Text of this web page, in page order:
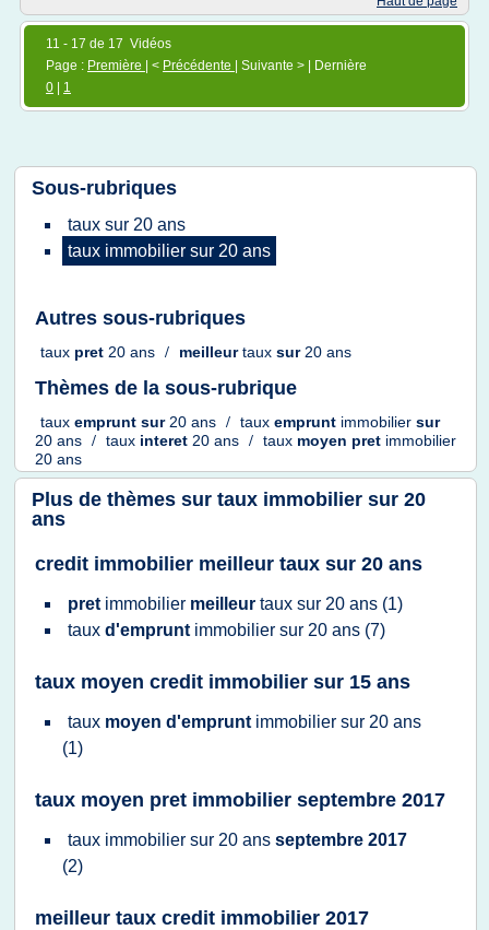
11 - 17 de 17 Vidéos
Page : Première | < Précédente
| Suivante > | Dernière
0
1
Sous-rubriques
taux sur 20 ans
taux immobilier sur 20 ans
Autres sous-rubriques
taux pret 20 ans / meilleurtaux sur20 ans
Thèmes de la sous-rubrique
taux emprunt sur 20 ans / taux emprunt immobilier sur
20 ans / taux interet 20 ans / taux moyen pret immobilier
20 ans
Plus de thèmes sur taux immobilier sur 20
ans
credit immobilier meilleur taux sur 20 ans
pret immobilier meilleur taux sur 20 ans (1)
taux d'emprunt immobilier sur 20 ans (7)
taux moyen credit immobilier sur 15 ans
taux moyen d'emprunt immobilier sur 20 ans
(1)
taux moyen pret immobilier septembre 2017
taux immobilier sur 20 ans septembre 2017
(2)
meilleur taux credit immobilier 2017